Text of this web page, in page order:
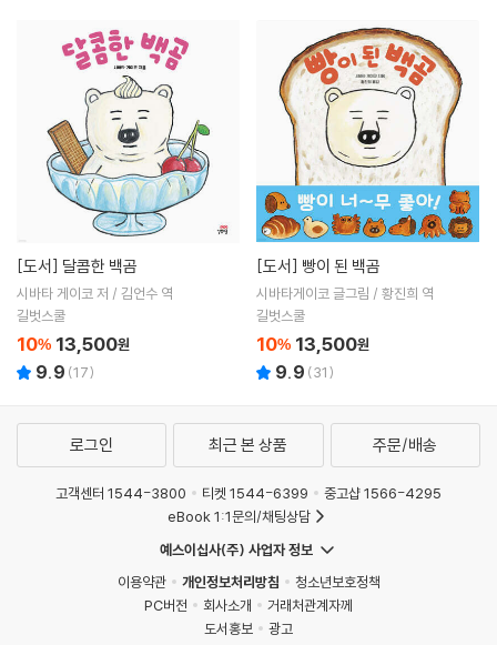
[도서] 달콤한 백곰
시바타 게이코 저 / 김언수 역
길벗스쿨
10% 13,500원
9.9 (17)
[도서] 빵이 된 백곰
시바타게이코 글그림 / 황진희 역
길벗스쿨
10% 13,500원
9.9 (31)
로그인 최근 본 상품 주문/배송
고객센터 1544-3800 티켓 1544-6399
중고샵 1566-4295
eBook 1:1문의/채팅상담
예스이십사(주) 사업자 정보
이용약관
개인정보처리방침
청소년보호정책
PC버전
회사소개
거래처관계자께
도서홍보
광고